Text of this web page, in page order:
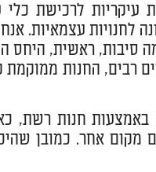
עיקריות לרכישת
לחנויות עצמאיות.
סיבות, ראשית, היחס
החנות ממוקמת
חנות רשת,
אחר. כמובן